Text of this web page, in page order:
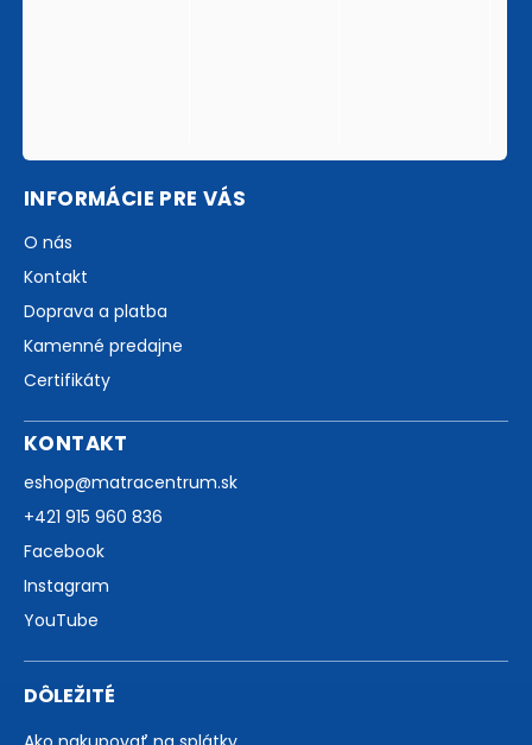
INFORMÁCIE PRE VÁS
O nás
Kontakt
Doprava a platba
Kamenné predajne
Certifikáty
KONTAKT
eshop@matracentrum.sk
+421 915 960 836
Facebook
Instagram
YouTube
DÔLEŽITÉ